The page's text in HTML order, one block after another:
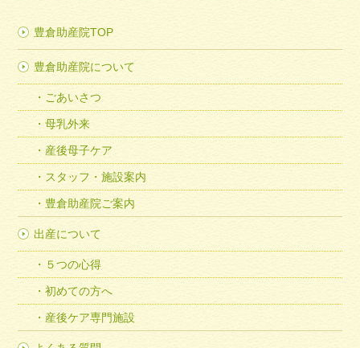
豊倉助産院TOP
豊倉助産院について
ごあいさつ
母乳外来
産後母子ケア
スタッフ・施設案内
豊倉助産院ご案内
出産について
５つの心得
初めての方へ
産後ケア専門施設